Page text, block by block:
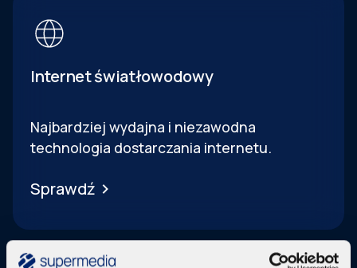
Internet światłowodowy
Najbardziej wydajna i niezawodna
technologia dostarczania internetu.
Sprawdź